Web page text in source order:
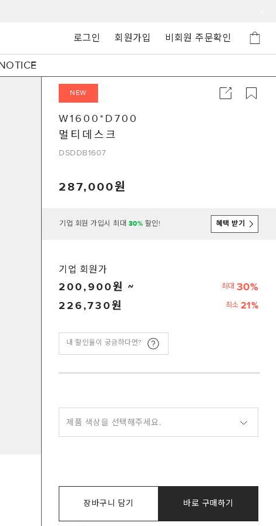
로그인 회원가입 비회원 주문확인
W1600*D700
멀티데스크
DSDDB1607
287,000
NEW
기업 회원 가입시 최대 30% 할인! 혜택 받기
기업 회원가
200,900 최대 30%
226,730
최소 21%
내 할인율이 궁금하다면?
제품 색상을 선택해주세요.
장바구니 담기 바로 구매하기